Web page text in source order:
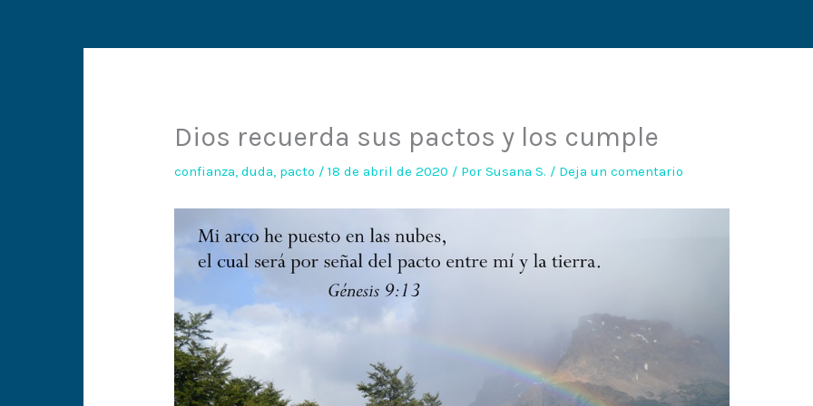
Dios recuerda sus pactos y los cumple
confianza,duda, pacto /18 de abril de 2020 / PorSusana S. / Deja un comentario